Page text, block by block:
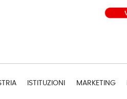
ISTITUZIONI MARKETING